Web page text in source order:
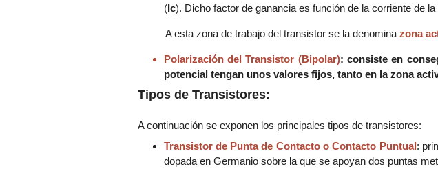
(Ic). Dicho factor de ganancia es función de la corriente de la
A esta zona de trabajo del transistor se la denomina zona
Polarización del Transistor (Bipolar): consiste en
potencial tengan unos valores fijos, tanto en la zona
Tipos de Transistores:
A continuación se exponen los principales tipos de transistores:
Transistor de Punta de Contacto o Contacto Puntual:
dopada en Germanio sobre la que se apoyan dos puntas